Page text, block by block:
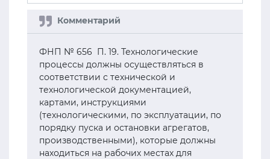
ФНП № 656 П. 19. Технологические
процессы должны осуществляться в
соответствии с технической и
технологической документацией,
картами, инструкциями
(технологическими, по эксплуатации, по
порядку пуска и остановки агрегатов,
производственными), которые должны
находиться на рабочих местах для